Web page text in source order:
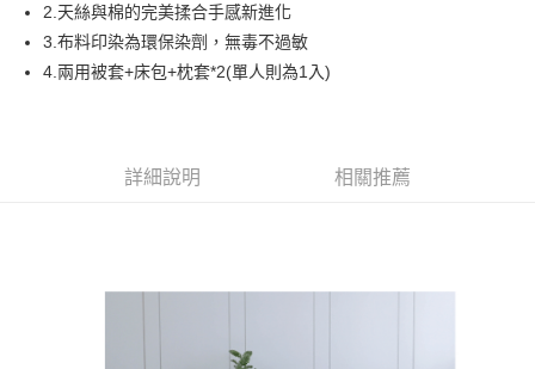
國泰世華商業銀行
兆豐國際商業銀行
臺灣中小企業銀行
台中商業銀行
匯豐（台灣）商業銀行
華泰商業銀行
聯邦商業銀行
遠東國際商業銀行
台灣樂天信用卡公司
街口支付
ATM付款
2.天絲與棉的完美揉合手感新進化
3.布料印染為環保染劑，無毒不過敏
4.兩用被套+床包+枕套*2(單人則為1入)
詳細說明 相關推薦